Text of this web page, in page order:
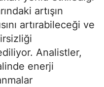
artışın
artırabileceği ve
Analistler,
enerji